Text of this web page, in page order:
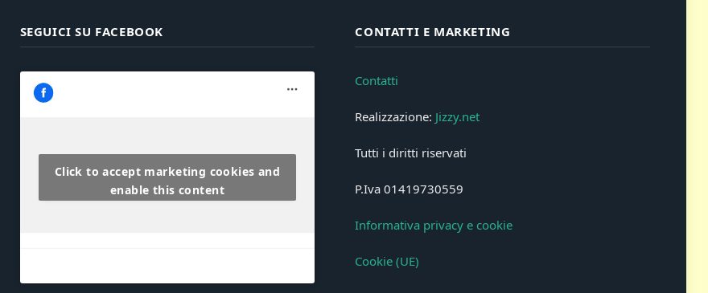
SEGUICI SU FACEBOOK
Click to accept marketing cookies and
enable this content
CONTATTI E MARKETING
Contatti
Realizzazione: Jizzy.net
Tutti i diritti riservati
P.Iva 01419730559
Informativa privacy e cookie
Cookie (UE)